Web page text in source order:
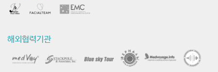
해외협력기관